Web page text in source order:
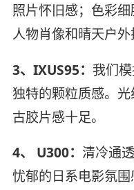
照片怀旧感；色彩
人物肖像和晴天户外
3、IXUS95： 我们
独特的颗粒质感。
古胶片感十足。
4、 U300： 清冷通
忧郁的日系电影氛